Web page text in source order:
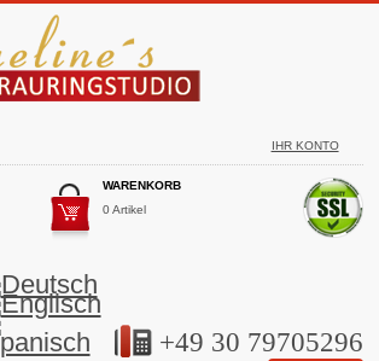
IHR KONTO
WARENKORB
0 Artikel
+49 30 79705296